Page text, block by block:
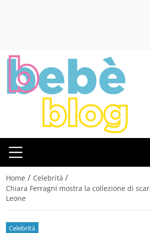
Home / Celebrità /
Chiara Ferragni mostra la collezione di
Leone
Celebrità